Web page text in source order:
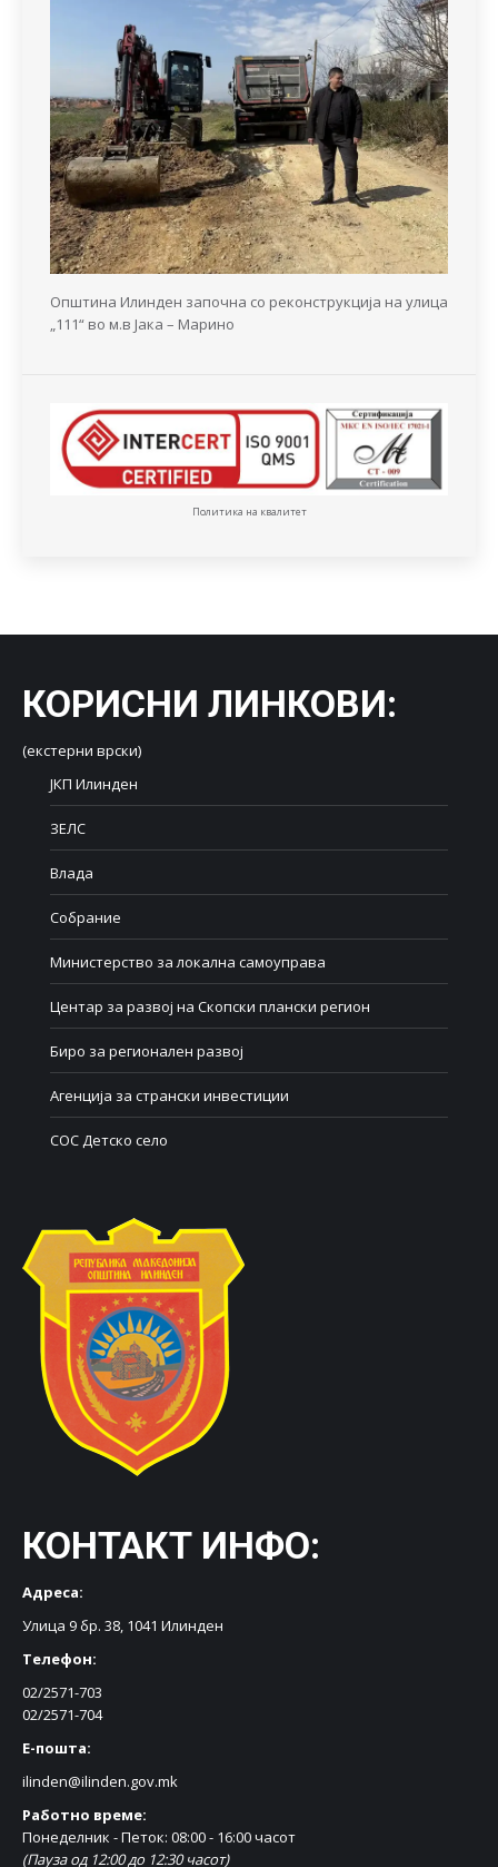
Општина Илинден започна со реконструкција на улица
„111“ во м.в Јака – Марино
Политика на квалитет
КОРИСНИ ЛИНКОВИ:
(екстерни врски)
ЈКП Илинден
ЗЕЛС
Влада
Собрание
Министерство за локална самоуправа
Центар за развој на Скопски плански регион
Биро за регионален развој
Агенција за странски инвестиции
СОС Детско село
КОНТАКТ ИНФО:
Адреса:
Улица 9 бр. 38, 1041 Илинден
Телефон:
02/2571-703
02/2571-704
Е-пошта:
ilinden@ilinden.gov.mk
Работно време:
Понеделник - Петок: 08:00 - 16:00 часот
(Пауза од 12:00 до 12:30 часот)